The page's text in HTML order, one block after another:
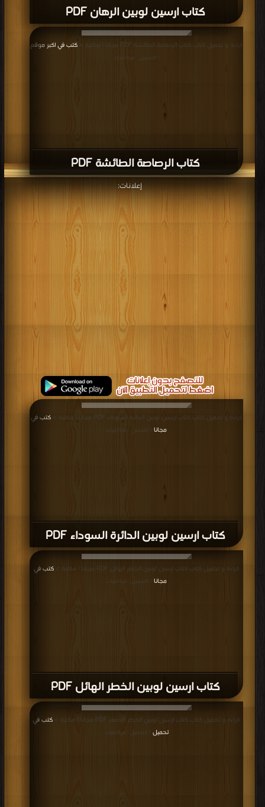
كتاب ارسين لوبين الرهان PDF
كتاب الرصاصة الطائشة PDF
قراءة و تحميل كتاب كتاب الرصاصة الطائشة PDF مجانا | مكتبة > كتب في اكبر موقع
| التحميل : مرة/مرات
إعلانات:
كتاب ارسين لوبين الدائرة السوداء PDF
قراءة و تحميل كتاب كتاب ارسين لوبين الدائرة السوداء PDF مجانا | مكتبة >
كتب في
مجانا | التحميل : مرة/مرات
كتاب ارسين لوبين الخطر الهائل PDF
قراءة و تحميل كتاب كتاب ارسين لوبين الخطر الهائل PDF مجانا | مكتبة >
كتب في
مجانا | التحميل : مرة/مرات
قراءة و تحميل كتاب كتاب ارسين لوبين الخطر الاصفر PDF مجانا | مكتبة >
كتب في
تحميل
| التحميل : مرة/مرات